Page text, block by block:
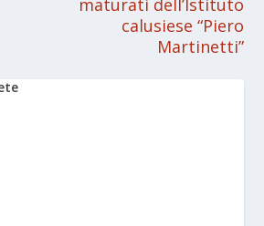
maturati dell’Istituto
calusiese “Piero
Martinetti”